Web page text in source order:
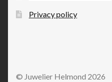
Privacy policy
© Juwelier Helmond 2026